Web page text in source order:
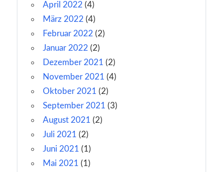
April 2022 (4)
März 2022 (4)
Februar 2022 (2)
Januar 2022 (2)
Dezember 2021 (2)
November 2021 (4)
Oktober 2021 (2)
September 2021 (3)
August 2021 (2)
Juli 2021 (2)
Juni 2021 (1)
Mai 2021 (1)